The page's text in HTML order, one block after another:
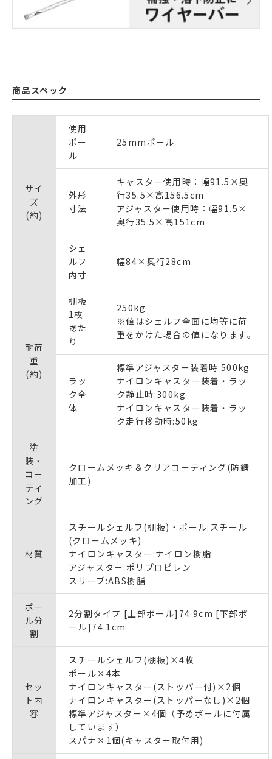
商品スペック
サイ
ズ
(約)
使用
ポー
ル
25mmポール
外形
寸法
キャスター使用時：幅91.5×奥
行35.5×高156.5cm
アジャスター使用時：幅91.5×
奥行35.5×高151cm
シェ
ルフ
内寸
幅84×奥行28cm
耐荷
重
(約)
棚板
1枚
あた
り
250kg
※値はシェルフ全面に均等に荷
重をかけた場合の値になります。
ラッ
ク全
体
標準アジャスター装着時:500kg
ナイロンキャスター装着・ラッ
ク静止時:300kg
ナイロンキャスター装着・ラッ
ク走行移動時:50kg
塗
装・
コー
ティ
ング
クロームメッキ＆クリアコーティング(防錆
加工)
材質
スチールシェルフ(棚板)・ポール:スチール
(クロームメッキ)
ナイロンキャスター:ナイロン樹脂
アジャスター:ポリプロピレン
スリーブ:ABS樹脂
ポー
ル分
割
2分割タイプ [上部ポール]74.9cm [下部ポ
ール]74.1cm
セッ
ト内
容
スチールシェルフ(棚板)×4枚
ポール×4本
ナイロンキャスター(ストッパー付)×2個
ナイロンキャスター(ストッパーなし)×2個
標準アジャスター×4個（予めポールに付属
しています）
スパナ×1個(キャスター取付用)